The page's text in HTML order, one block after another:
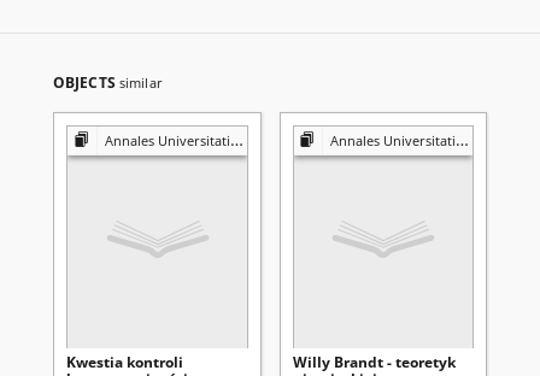
OBJECTS similar
Annales Universitatis Mariae Curie-Skłodowska. Sectio K, Politologia
Kwestia kontroli
Annales Universitatis Mariae Curie-Skłodowska. Sectio K, Politologia
Willy Brandt - teoretyk